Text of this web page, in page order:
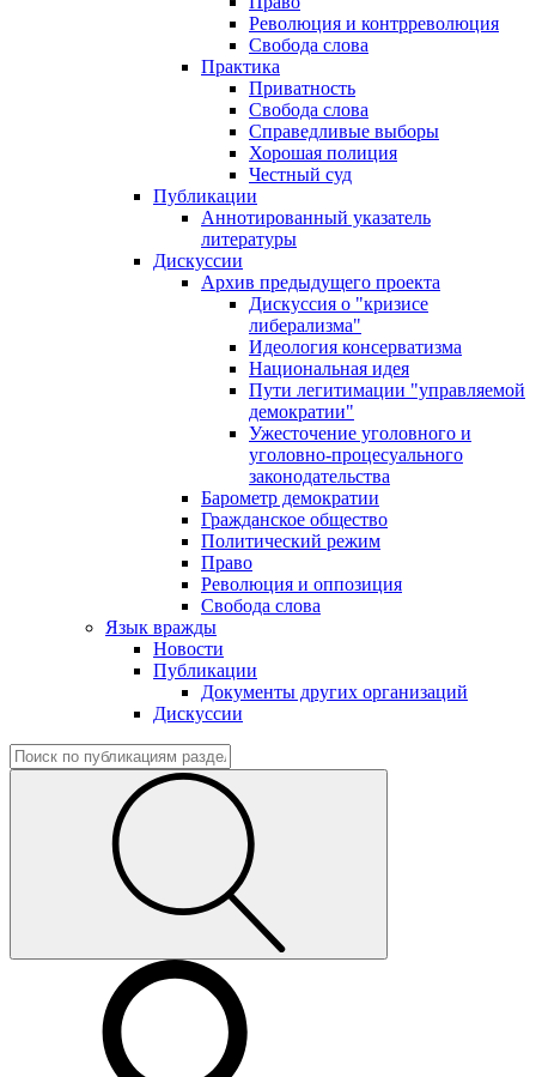
Революция и контрреволюция
Свобода слова
Практика
Приватность
Свобода слова
Справедливые выборы
Хорошая полиция
Честный суд
Публикации
Аннотированный указатель
литературы
Дискуссии
Архив предыдущего проекта
Дискуссия о "кризисе
либерализма"
Идеология консерватизма
Национальная идея
Пути легитимации "управляемой
демократии"
Ужесточение уголовного и
уголовно-процесуального
законодательства
Барометр демократии
Гражданское общество
Политический режим
Право
Революция и оппозиция
Свобода слова
Язык вражды
Новости
Публикации
Документы других организаций
Дискуссии